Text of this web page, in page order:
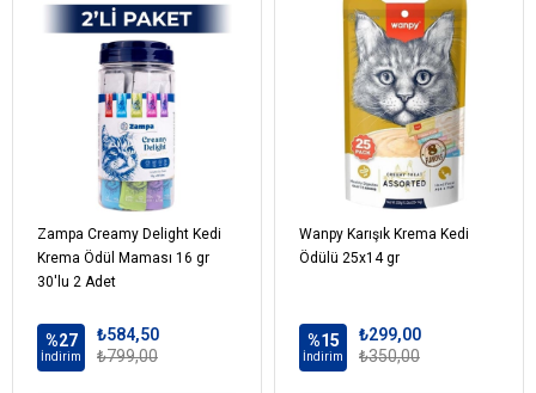
Zampa Creamy Delight Kedi
Krema Ödül Maması 16 gr
30'lu 2 Adet
%27
İndirim
₺584,50
₺799,00
Wanpy Karışık Krema Kedi
Ödülü 25x14 gr
%15
İndirim
₺299,00
₺350,00